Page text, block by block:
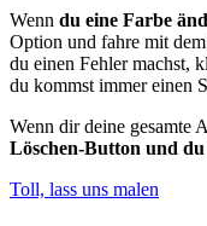
Wenn du eine Farbe
Option und fahre mit
du einen Fehler machst,
du kommst immer einen
Wenn dir deine gesamte
Löschen-Button und
Toll, lass uns malen